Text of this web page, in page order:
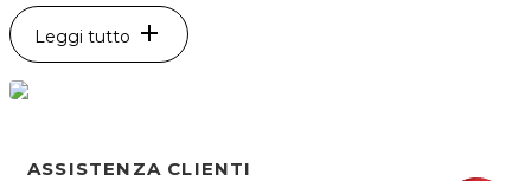
categoria adulti.
* Prezzi di listino verificati in data 15/07/2022
STATION DANCE STUDIO & FITNESS
Tel. 388 6451555
Leggi tutto add
ASSISTENZA CLIENTI